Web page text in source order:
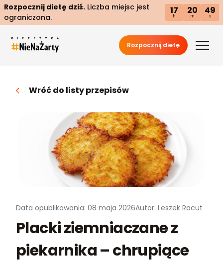
Rozpocznij dietę dziś. Liczba miejsc jest
ograniczona.
17
h
20
m
48
s
Rozpocznij dietę
Wróć do listy przepisów
Data opublikowania: 08 maja 2026Autor: Leszek Racut
Placki ziemniaczane z
piekarnika – chrupiące